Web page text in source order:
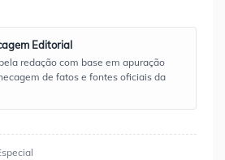
Editorial
redação com base em apuração
de fatos e fontes oficiais da